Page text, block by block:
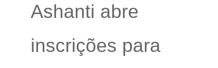
Ashanti abre
inscrições para